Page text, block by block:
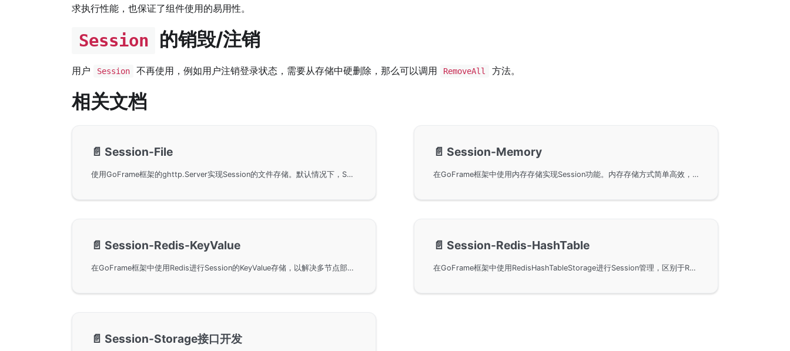
求执行性能，也保证了组件使用的易用性。
Session 的销毁/注销
用户 Session 不再使用，例如用户注销登录状态，需要从存储中硬删除，那么可以调用 RemoveAll 方法。
相关文档
📄️ Session-File
使用GoFrame框架的ghttp.Server实现Session的文件存储。默认情况下，Session存储采用内存和文件结合的方式，通过StorageFile实现持久化管理。得益于gcache模块，Session数据操作高效，特别适合读多写少的场景。同时，演示示例展示了如何在GoFrame项目中设置与获取Session。
📄️ Session-Memory
在GoFrame框架中使用内存存储实现Session功能。内存存储方式简单高效，但不支持持久化，因此在应用程序重启后Session数据会丢失。通过示例代码，详细说明了如何设置Session的过期时间以及如何存储和获取Session数据。
📄️ Session-Redis-KeyValue
在GoFrame框架中使用Redis进行Session的KeyValue存储，以解决多节点部署下Session共享的问题。通过使用StorageRedis对象实现Redis存储，提高执行效率，适合单个用户Session数据量较小的场景，并提供具体的使用示例和说明。在示例中，Session过期时间设为1分钟，展示了设置、获取、删除Session的方法及Redis中Session数据的恢复功能。
📄️ Session-Redis-HashTable
在GoFrame框架中使用RedisHashTableStorage进行Session管理，区别于RedisKeyValueStorage，该方法直接通过Redis服务进行操作，无需全量拉取。通过示例代码，展示了基本的Session设置、获取和删除操作，以及如何在GoFrame中集成这个功能。
📄️ Session-Storage接口开发